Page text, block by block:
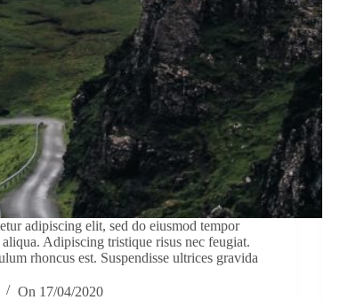
adipiscing elit, sed do eiusmod tempor
Adipiscing tristique risus nec feugiat.
rhoncus est. Suspendisse ultrices gravida
On 17/04/2020